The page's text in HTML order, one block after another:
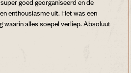
goed georganiseerd en de
enthousiasme uit. Het was een
waarin alles soepel verliep. Absoluut